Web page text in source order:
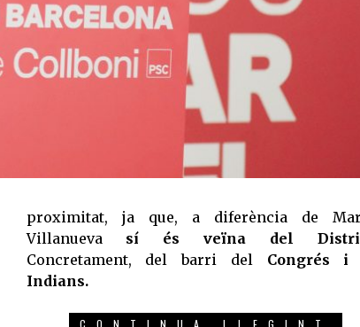
proximitat, ja que, a diferència de
Villanueva sí és veïna del
Concretament, del barri del Congrés i
Indians.
CONTINUA LLEGINT